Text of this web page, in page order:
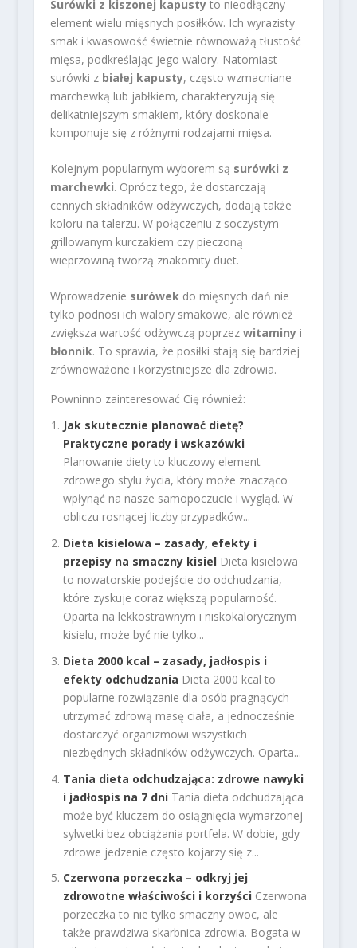
Surówki z kiszonej kapustyto nieodłączny
element wielu mięsnych posiłków. Ich wyrazisty
smak i kwasowość świetnie równoważą tłustość
mięsa, podkreślając jego walory. Natomiast
surówki z białej kapusty, często wzmacniane
marchewką lub jabłkiem, charakteryzują się
delikatniejszym smakiem, który doskonale
komponuje się z różnymi rodzajami mięsa.
Kolejnym popularnym wyborem są surówki z
marchewki. Oprócz tego, że dostarczają
cennych składników odżywczych, dodają także
koloru na talerzu. W połączeniu z soczystym
grillowanym kurczakiem czy pieczoną
wieprzowiną tworzą znakomity duet.
Wprowadzenie surówekdo mięsnych dań nie
tylko podnosi ich walory smakowe, ale również
zwiększa wartość odżywczą poprzez witaminyi
błonnik. To sprawia, że posiłki stają się bardziej
zrównoważone i korzystniejsze dla zdrowia.
Powninno zainteresować Cię również:
Jak skutecznie planować dietę?
Praktyczne porady i wskazówki
Planowanie diety to kluczowy element
zdrowego stylu życia, który może znacząco
wpłynąć na nasze samopoczucie i wygląd. W
obliczu rosnącej liczby przypadków...
Dieta kisielowa – zasady, efekty i
przepisy na smaczny kisiel Dieta kisielowa
to nowatorskie podejście do odchudzania,
które zyskuje coraz większą popularność.
Oparta na lekkostrawnym i niskokalorycznym
kisielu, może być nie tylko...
Dieta 2000 kcal – zasady, jadłospis i
efekty odchudzania Dieta 2000 kcal to
popularne rozwiązanie dla osób pragnących
utrzymać zdrową masę ciała, a jednocześnie
dostarczyć organizmowi wszystkich
niezbędnych składników odżywczych. Oparta...
Tania dieta odchudzająca: zdrowe nawyki
i jadłospis na 7 dni Tania dieta odchudzająca
może być kluczem do osiągnięcia wymarzonej
sylwetki bez obciążania portfela. W dobie, gdy
zdrowe jedzenie często kojarzy się z...
Czerwona porzeczka – odkryj jej
zdrowotne właściwości i korzyści Czerwona
porzeczka to nie tylko smaczny owoc, ale
także prawdziwa skarbnica zdrowia. Bogata w